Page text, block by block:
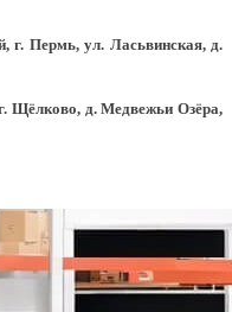
Пермь, ул. Ласьвинская, д.
Щёлково, д. Медвежьи Озёра,